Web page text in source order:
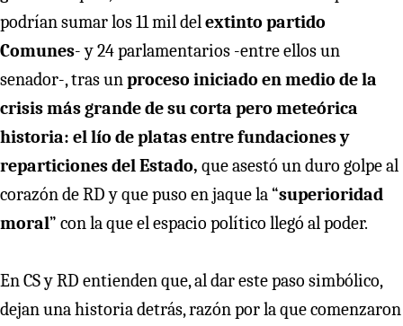
podrían sumar los 11 mil delextinto partido
Comunes- y 24 parlamentarios -entre ellos un
senador-, tras unproceso iniciado en medio de la
crisis más grande de su corta pero meteórica
historia: el lío de platas entre fundaciones y
reparticiones del Estado, que asestó un duro golpe al
corazón de RD y que puso en jaque la “superioridad
moral” con la que el espacio político llegó al poder.
En CS y RD entienden que, al dar este paso simbólico,
dejan una historia detrás, razón por la que comenzaron